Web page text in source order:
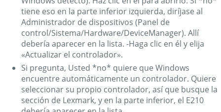
tiene eso en la parte inferior izquierda, diríjase al
Administrador de dispositivos (Panel de
control/Sistema/Hardware/DeviceManager). Allí
debería aparecer en la lista. -Haga clic en él y elija
«Actualizar el controlador».
Si pregunta, Usted *no* quiere que Windows
encuentre automáticamente un controlador. Quiere
seleccionar su propio controlador, así que busque la
sección de Lexmark, y en la parte inferior, el E210